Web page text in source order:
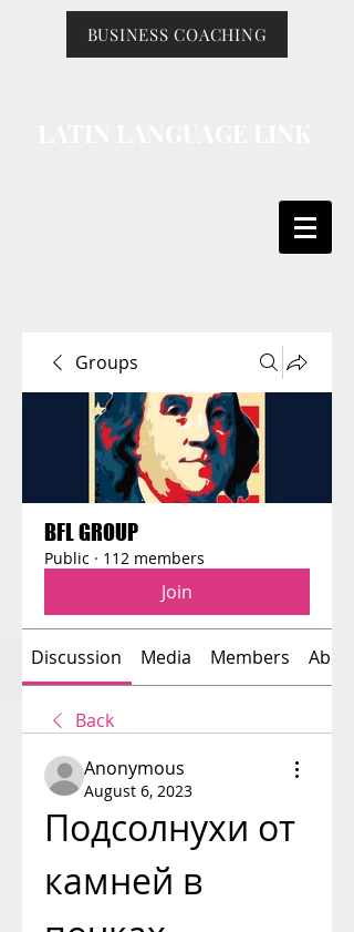
BUSINESS COACHING
Groups
BFL GROUP
Public · 112 members
Join
Discussion Media Members About
Back
Anonymous
August 6, 2023
Подсолнухи от
камней в